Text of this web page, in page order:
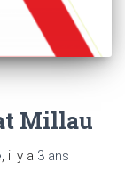
Millau
, il y a 3 ans